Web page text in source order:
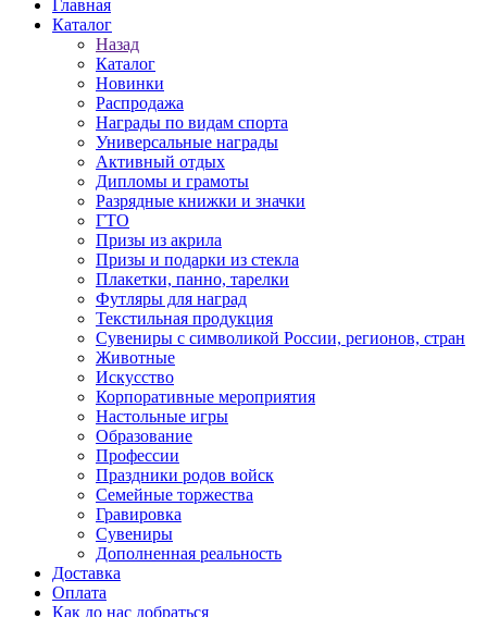
Главная
Каталог
Назад
Каталог
Новинки
Распродажа
Награды по видам спорта
Универсальные награды
Активный отдых
Дипломы и грамоты
Разрядные книжки и значки
ГТО
Призы из акрила
Призы и подарки из стекла
Плакетки, панно, тарелки
Футляры для наград
Текстильная продукция
Сувениры с символикой России, регионов, стран
Животные
Искусство
Корпоративные мероприятия
Настольные игры
Образование
Профессии
Праздники родов войск
Семейные торжества
Гравировка
Сувениры
Дополненная реальность
Доставка
Оплата
Как до нас добраться